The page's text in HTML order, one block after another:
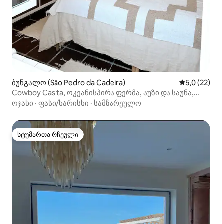
ბუნგალო (São Pedro da Cadeira) საშუალო
5,0 (22)
Cowboy Casita, ოკეანისპირა ფერმა, აუზი და საუნა,
ერისეირა
ოჯახი · ფასი/ხარისხი · სამზარეულო
სტუმართა რჩეული
სტუმართა რჩეული